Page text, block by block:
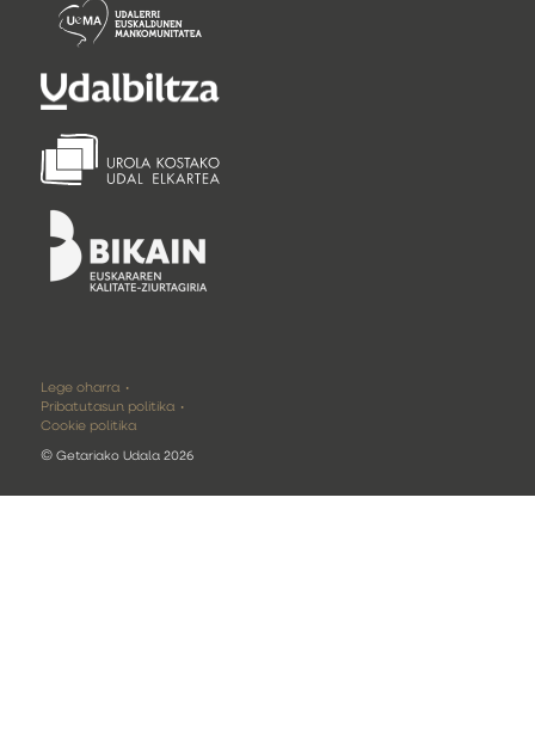
Lege oharra
Pribatutasun politika
Cookie politika
©Getariako Udala 2026